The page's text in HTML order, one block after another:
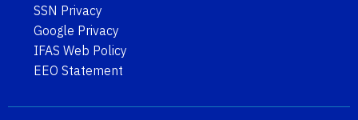
SSN Privacy
Google Privacy
IFAS Web Policy
EEO Statement